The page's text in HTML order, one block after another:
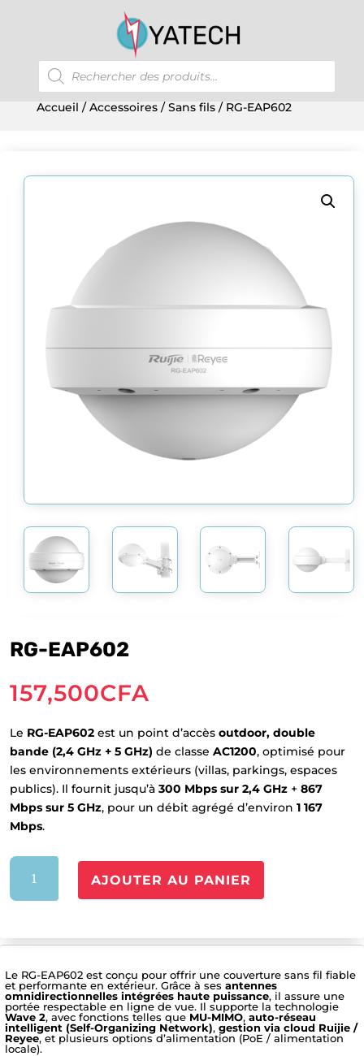
Recherche
de
produits
Accueil /Accessoires/Sans fils/ RG-EAP602
RG-EAP602
157,500CFA
Le RG-EAP602 est un point d’accès outdoor, double
bande (2,4 GHz + 5 GHz) de classe AC1200, optimisé pour
les environnements extérieurs (villas, parkings, espaces
publics). Il fournit jusqu’à 300 Mbps sur 2,4 GHz + 867
Mbps sur 5 GHz, pour un débit agrégé d’environ 1 167
Mbps.
quantité
RG-
AJOUTER AU PANIER
Le RG-EAP602 est conçu pour offrir une couverture sans fil fiable
et performante en extérieur. Grâce à ses antennes
omnidirectionnelles intégrées haute puissance, il assure une
portée respectable en ligne de vue. Il supporte la technologie
Wave 2, avec fonctions telles que MU-MIMO, auto-réseau
intelligent (Self-Organizing Network), gestion via cloud Ruijie /
Reyee, et plusieurs options d’alimentation (PoE / alimentation
locale).